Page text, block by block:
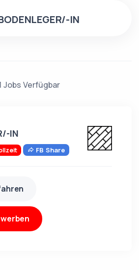
IN
Jobs Verfügbar
IN
FB Share